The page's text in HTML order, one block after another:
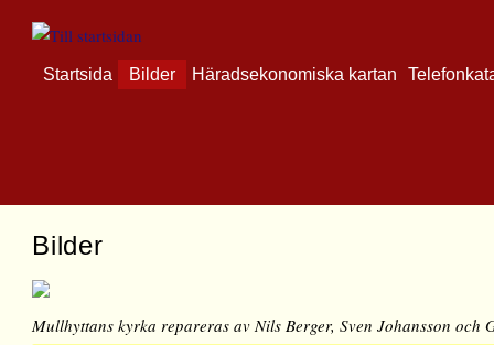
Startsida Bilder Häradsekonomiska kartan
Bilder
Mullhyttans kyrka repareras av Nils Berger, Sven Johansson och